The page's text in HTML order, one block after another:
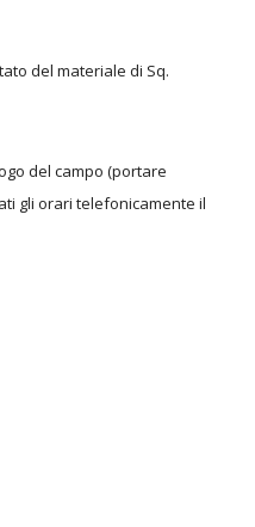
del materiale di Sq.
del campo (portare
gli orari telefonicamente il